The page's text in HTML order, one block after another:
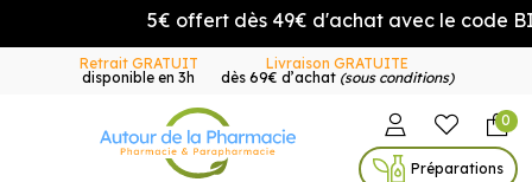
5€ offert dès 49€ d'achat avec le code
Retrait GRATUIT
disponible en 3h
Livraison GRATUITE
dès 69€ d’achat (sous conditions)
Autour de la Pharmacie
0
Préparations